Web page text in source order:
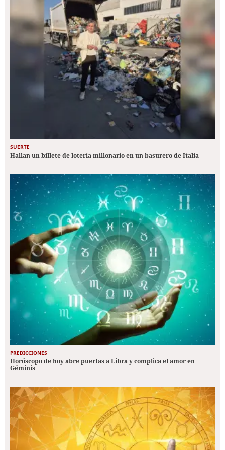
SUERTE
Hallan un billete de lotería millonario en un basurero de Italia
PREDICCIONES
Horóscopo de hoy abre puertas a Libra y complica el amor en
Géminis